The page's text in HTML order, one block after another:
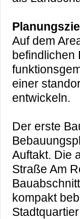
Auf dem
befindlichen
einer
entwickeln.
Der erste
Auftakt. Die
Straße Am
kompakt